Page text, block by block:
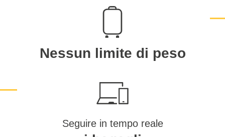
Nessun limite di peso
Seguire in tempo reale